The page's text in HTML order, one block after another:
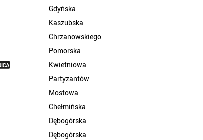
Gdyńska
Kaszubska
Chrzanowskiego
Pomorska
Kwietniowa
Partyzantów
Mostowa
Chełmińska
Dębogórska
Dębogórska